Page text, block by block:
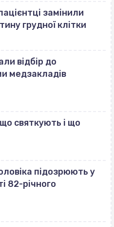
замінили
грудної клітки
відбір до
медзакладів
святкують і що
підозрюють у
82-річного